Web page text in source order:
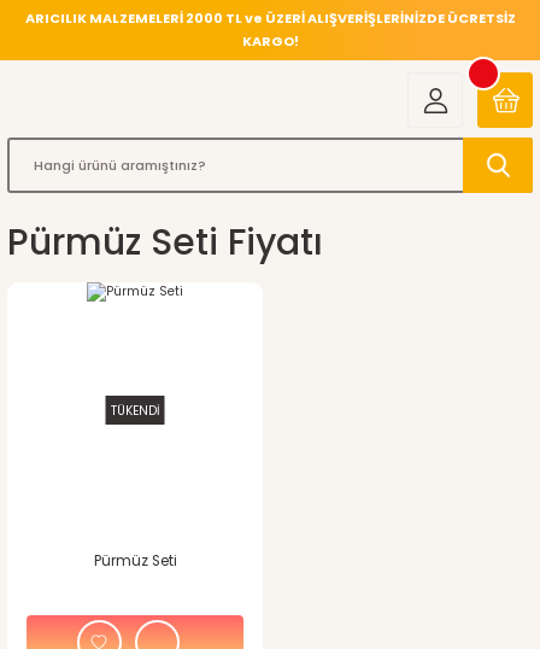
ARICILIK MALZEMELERİ 2000 TL ve ÜZERİ ALIŞVERİŞLERİNİZDE ÜCRETSİZ
KARGO!
Pürmüz Seti Fiyatı
TÜKENDİ
Pürmüz Seti